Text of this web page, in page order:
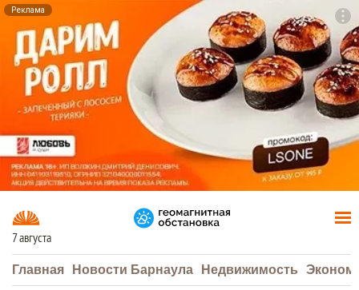
Реклама
7 августа
Главная Новости Барнаула Недвижимость